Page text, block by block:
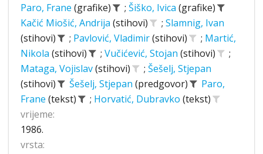
Paro, Frane (grafike) ; Šiško, Ivica (grafike)
Kačić Miošić, Andrija (stihovi) ; Slamnig, Ivan
(stihovi)
; Pavlović, Vladimir(stihovi) ; Martić,
Nikola (stihovi) ; Vučićević, Stojan (stihovi)
;
Mataga, Vojislav(stihovi) ; Šešelj, Stjepan
(stihovi)
Šešelj, Stjepan (predgovor)
Paro,
Frane (tekst) ; Horvatić, Dubravko (tekst)
vrijeme:
1986.
vrsta: